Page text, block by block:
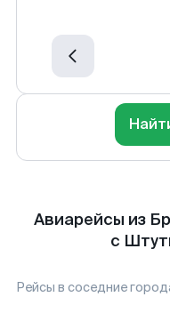
Авиарейсы из
с
Рейсы в соседние